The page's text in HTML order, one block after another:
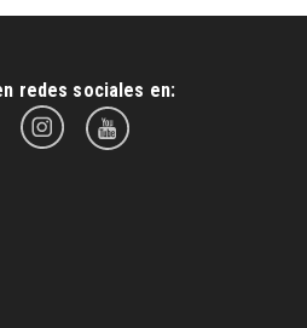
redes sociales en: